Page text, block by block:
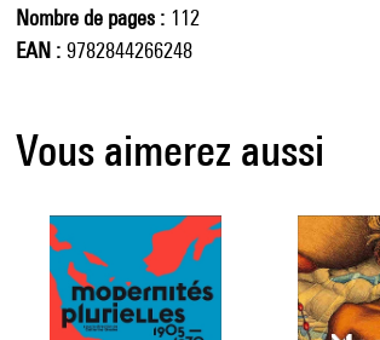
Nombre de pages
112
EAN
9782844266248
Vous aimerez aussi